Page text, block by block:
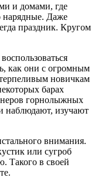
и домами, где
нарядные. Даже
праздник. Кругом
как они с огромным
новичкам
барах
горнолыжных
наблюдают, изучают
внимания.
или сугроб
Такого в своей